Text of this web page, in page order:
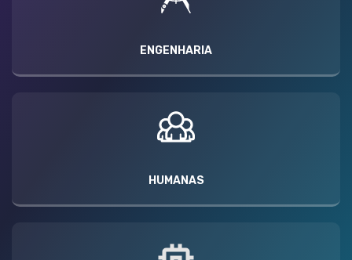
ENGENHARIA
HUMANAS